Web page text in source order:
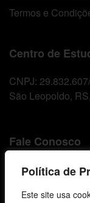
Política de
Este site usa
Termos e
Centro de
CNPJ:
São Leopoldo,
Fale Conosco
E-mails